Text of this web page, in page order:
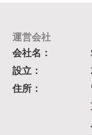
運営会社
会社名：
設立：
住所：